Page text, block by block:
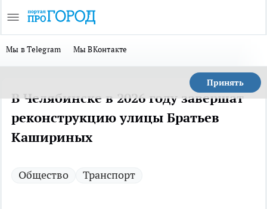
Мы в Telegram Мы ВКонтакте
Принять
В Челябинске в 2026 году завершат
реконструкцию улицы Братьев
Кашириных
Общество Транспорт